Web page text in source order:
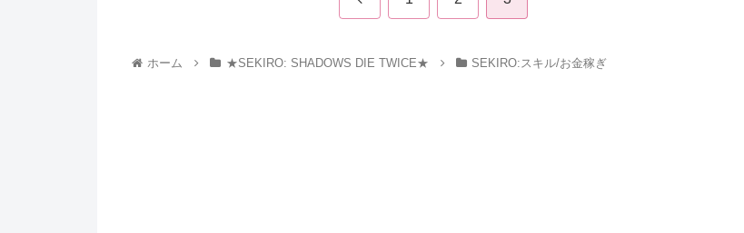
ホーム ★SEKIRO: SHADOWS DIE TWICE★ SEKIRO:スキル/お金稼ぎ